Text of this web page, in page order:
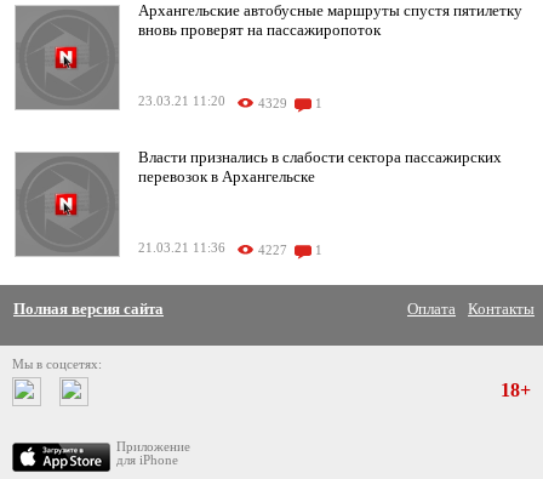
Архангельские автобусные маршруты спустя пятилетку
вновь проверят на пассажиропоток
23.03.21 11:20 4329 1
Власти признались в слабости сектора пассажирских
перевозок в Архангельске
21.03.21 11:36 4227 1
Полная версия сайта Оплата Контакты
Мы в соцсетях:
Приложение
для iPhone
18+